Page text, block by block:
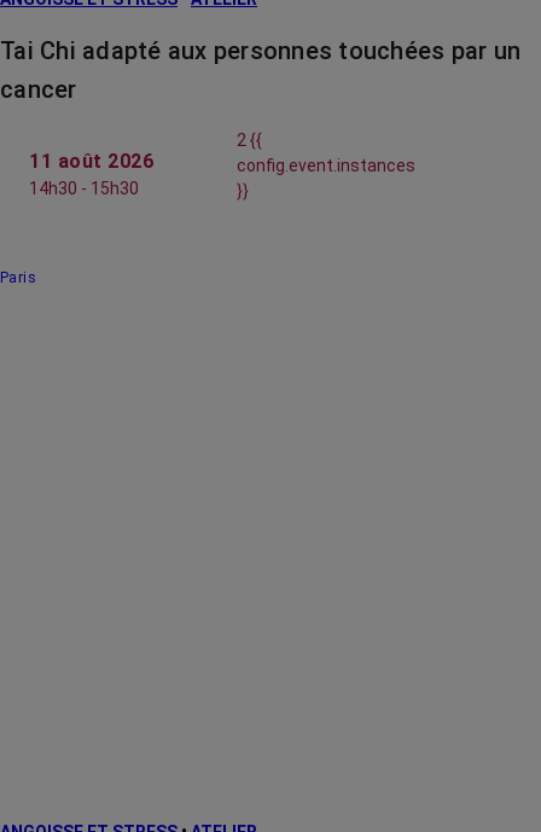
Tai Chi adapté aux personnes touchées par un
cancer
11 août 2026
14h30 - 15h30
2 {{
config.event.instances
}}
Paris